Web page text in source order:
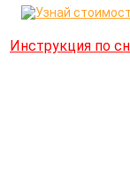
Инструкция по